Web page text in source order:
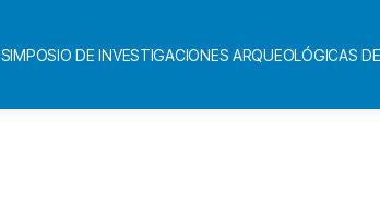
SIMPOSIO DE INVESTIGACIONES ARQUEOLÓGICAS